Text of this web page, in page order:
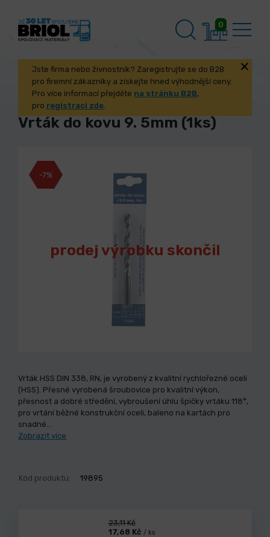
0
Jste firma nebo živnostník? Zaregistrujte se do B2B
pro firemní zákazníky a získejte hned výhodnější ceny.
Pro více informací přejděte na stránku B2B,
pro registraci zde.
Vrták do kovu 9. 5mm (1ks)
prodej výrobku skončil
-7%
Vrták HSS DIN 338, RN, je vyrobený z kvalitní rychlořezné oceli
(HSS). Přesné vyrobená šroubovice pro kvalitní výkon,
přesnost a dobré středění, vybroušení úhlu špičky vrtáku 118°,
pro vrtání běžné konstrukční oceli, baleno na kartách pro
snadné…
Zobrazit více
Kód produktu: 19895
23,11 Kč
17,68 Kč / ks